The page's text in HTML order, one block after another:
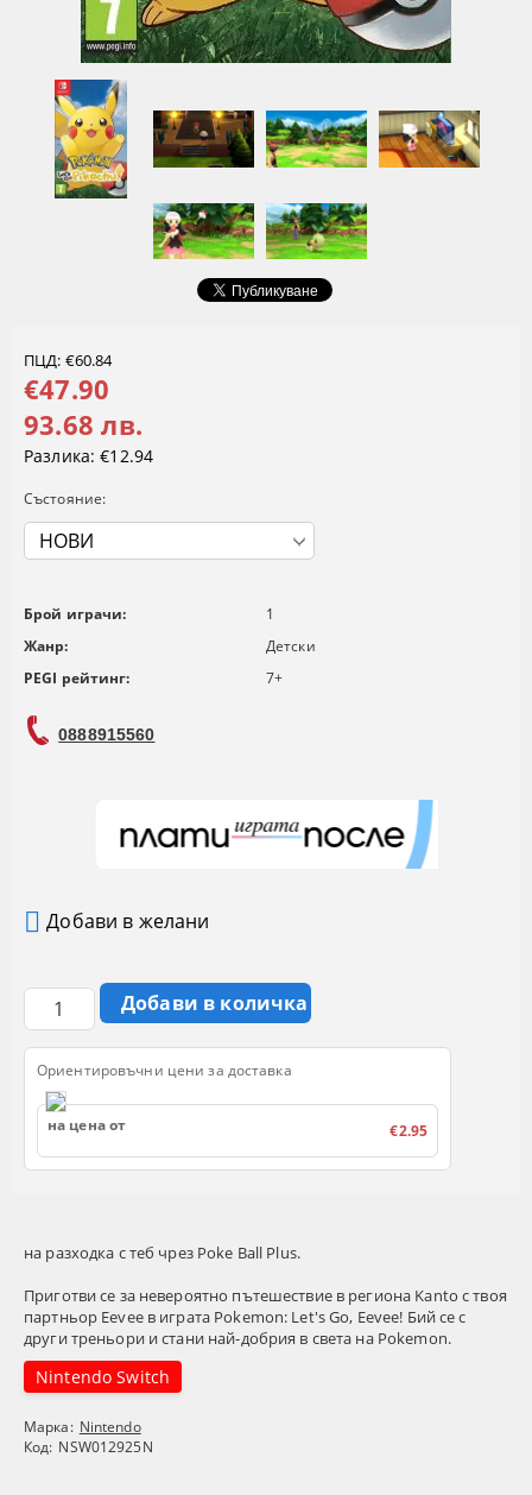
на разходка с теб чрез Poke Ball Plus.
Приготви се за невероятно пътешествие в региона Kanto с твоя
партньор Eevee в играта Pokemon: Let's Go, Eevee! Бий се с
други треньори и стани най-добрия в света на Pokemon.
Nintendo Switch
Марка: Nintendo
Код: NSW012925N
ПЦД: €60.84
€47.90
93.68 лв.
Разлика: €12.94
Състояние:
Брой играчи:
1
Жанр:
Детски
PEGI рейтинг:
7+
0888915560
Добави в желани
Ориентировъчни цени за доставка
на цена от €2.95